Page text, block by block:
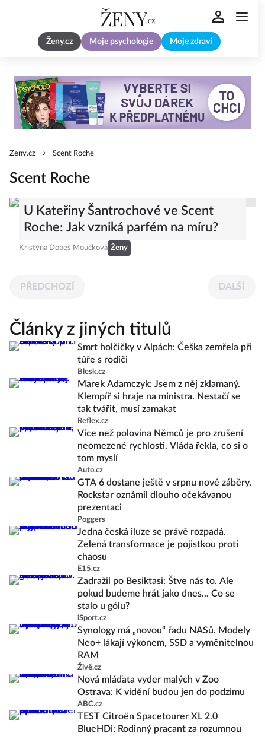
Ženy.cz Moje psychologie Moje zdraví
Zeny.cz Scent Roche
Scent Roche
U Kateřiny Šantrochové ve Scent
Roche: Jak vzniká parfém na míru?
Kristýna Dobeš Moučková Ženy
PŘEDCHOZÍ DALŠÍ
Články z jiných titulů
Smrt holčičky v Alpách: Češka zemřela při
túře s rodiči
Blesk.cz
Marek Adamczyk: Jsem z něj zklamaný.
Klempíř si hraje na ministra. Nestačí se
tak tvářit, musí zamakat
Reflex.cz
Více než polovina Němců je pro zrušení
neomezené rychlosti. Vláda řekla, co si o
tom myslí
Auto.cz
GTA 6 dostane ještě v srpnu nové záběry.
Rockstar oznámil dlouho očekávanou
prezentaci
Poggers
Jedna česká iluze se právě rozpadá.
Zelená transformace je pojistkou proti
chaosu
E15.cz
Zadražil po Besiktasi: Štve nás to. Ale
pokud budeme hrát jako dnes... Co se
stalo u gólu?
iSport.cz
Synology má „novou“ řadu NASů. Modely
Neo+ lákají výkonem, SSD a vyměnitelnou
RAM
Živě.cz
Nová mláďata vyder malých v Zoo
Ostrava: K vidění budou jen do podzimu
ABC.cz
TEST Citroën Spacetourer XL 2.0
BlueHDi: Rodinný pracant za rozumnou